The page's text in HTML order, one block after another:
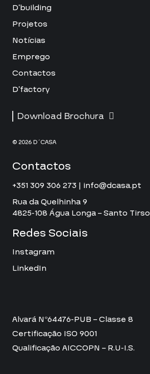
D’building
Projetos
Notícias
Emprego
Contactos
D’factory
Download Brochura
© 2026 D´CASA
Contactos
+351 309 306 273 | info@dcasa.pt
Rua da Quelhinha 9
4825-108 Água Longa – Santo Tirso
Redes Sociais
Instagram
LinkedIn
Alvará Nº64476-PUB – Classe 8
Certificação ISO 9001
Qualificação AICCOPN – R.U-I.S.